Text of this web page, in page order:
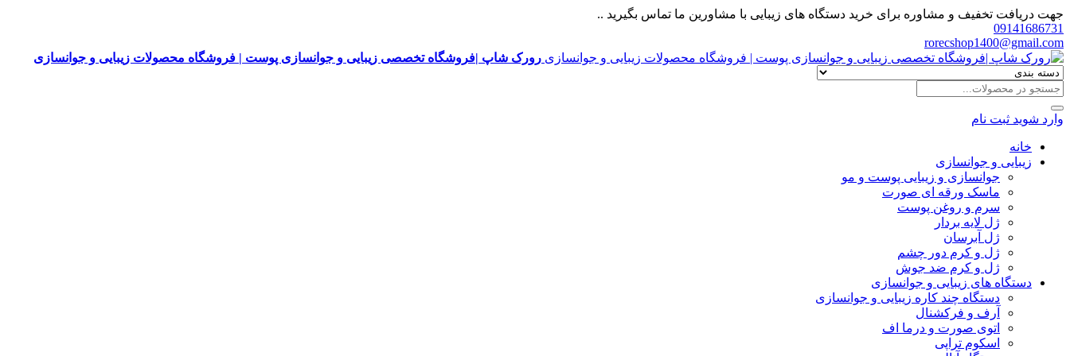
جهت دریافت تخفیف و مشاوره برای خرید دستگاه های زیبایی با مشاورین ما تماس بگیرید ..
09141686731
rorecshop1400@gmail.com
رورک شاپ |فروشگاه تخصصی زیبایی و جوانسازی پوست | فروشگاه محصولات زیبایی و جوانسازی
وارد شوید ثبت نام
خانه
زیبایی و جوانسازی
جوانسازی و زیبایی پوست و مو
ماسک ورقه ای صورت
سرم و روغن پوست
ژل لایه بردار
ژل آبرسان
ژل و کرم دور چشم
ژل و کرم ضد جوش
دستگاه های زیبایی و جوانسازی
دستگاه چند کاره زیبایی و جوانسازی
آرف و فرکشنال
اتوی صورت و درما اف
اسکوم تراپی